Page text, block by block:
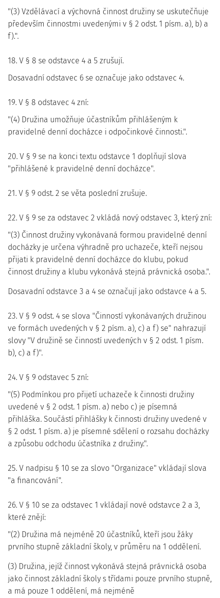
"(3) Vzdělávací a výchovná činnost družiny se uskutečňuje
především činnostmi uvedenými v § 2 odst. 1 písm. a), b) a
f).".
18. V § 8 se odstavce 4 a 5 zrušují.
Dosavadní odstavec 6 se označuje jako odstavec 4.
19. V § 8 odstavec 4 zní:
"(4) Družina umožňuje účastníkům přihlášeným k
pravidelné denní docházce i odpočinkové činnosti.".
20. V § 9 se na konci textu odstavce 1 doplňují slova
"přihlášené k pravidelné denní docházce".
21. V § 9 odst. 2 se věta poslední zrušuje.
22. V § 9 se za odstavec 2 vkládá nový odstavec 3, který zní:
"(3) Činnost družiny vykonávaná formou pravidelné denní
docházky je určena výhradně pro uchazeče, kteří nejsou
přijati k pravidelné denní docházce do klubu, pokud
činnost družiny a klubu vykonává stejná právnická osoba.".
Dosavadní odstavce 3 a 4 se označují jako odstavce 4 a 5.
23. V § 9 odst. 4 se slova "Činností vykonávaných družinou
ve formách uvedených v § 2 písm. a), c) a f) se" nahrazují
slovy "V družině se činností uvedených v § 2 odst. 1 písm.
b), c) a f)".
24. V § 9 odstavec 5 zní:
"(5) Podmínkou pro přijetí uchazeče k činnosti družiny
uvedené v § 2 odst. 1 písm. a) nebo c) je písemná
přihláška. Součástí přihlášky k činnosti družiny uvedené v
§ 2 odst. 1 písm. a) je písemné sdělení o rozsahu docházky
a způsobu odchodu účastníka z družiny.".
25. V nadpisu § 10 se za slovo "Organizace" vkládají slova
"a financování".
26. V § 10 se za odstavec 1 vkládají nové odstavce 2 a 3,
které znějí:
"(2) Družina má nejméně 20 účastníků, kteří jsou žáky
prvního stupně základní školy, v průměru na 1 oddělení.
(3) Družina, jejíž činnost vykonává stejná právnická osoba
jako činnost základní školy s třídami pouze prvního stupně,
a má pouze 1 oddělení, má nejméně